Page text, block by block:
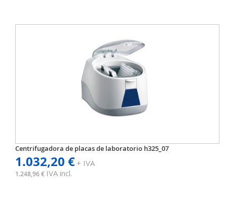
Centrifugadora de placas de laboratorio h325_07
1.032,20 €+ IVA
1.248,96 € IVA incl.